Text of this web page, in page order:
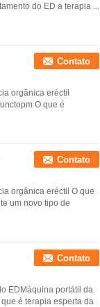
do ED a terapia ...
Contato
orgânica eréctil
O que é
Contato
orgânica eréctil O que
um novo tipo de
Contato
EDMáquina portátil da
é terapia esperta da